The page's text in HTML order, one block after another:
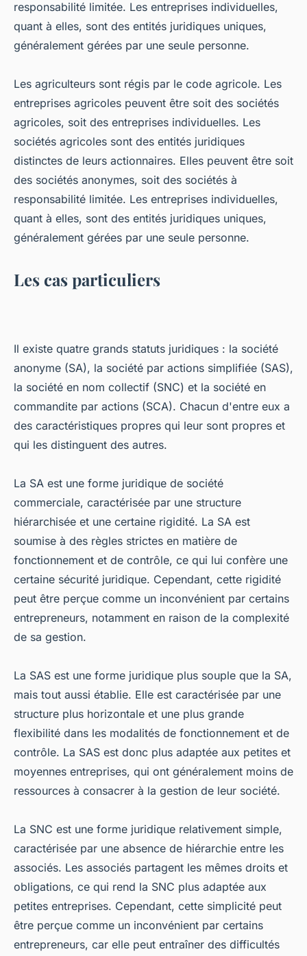
responsabilité limitée. Les entreprises individuelles,
quant à elles, sont des entités juridiques uniques,
généralement gérées par une seule personne.
Les agriculteurs sont régis par le code agricole. Les
entreprises agricoles peuvent être soit des sociétés
agricoles, soit des entreprises individuelles. Les
sociétés agricoles sont des entités juridiques
distinctes de leurs actionnaires. Elles peuvent être soit
des sociétés anonymes, soit des sociétés à
responsabilité limitée. Les entreprises individuelles,
quant à elles, sont des entités juridiques uniques,
généralement gérées par une seule personne.
Les cas particuliers
Il existe quatre grands statuts juridiques : la société
anonyme (SA), la société par actions simplifiée (SAS),
la société en nom collectif (SNC) et la société en
commandite par actions (SCA). Chacun d'entre eux a
des caractéristiques propres qui leur sont propres et
qui les distinguent des autres.
La SA est une forme juridique de société
commerciale, caractérisée par une structure
hiérarchisée et une certaine rigidité. La SA est
soumise à des règles strictes en matière de
fonctionnement et de contrôle, ce qui lui confère une
certaine sécurité juridique. Cependant, cette rigidité
peut être perçue comme un inconvénient par certains
entrepreneurs, notamment en raison de la complexité
de sa gestion.
La SAS est une forme juridique plus souple que la SA,
mais tout aussi établie. Elle est caractérisée par une
structure plus horizontale et une plus grande
flexibilité dans les modalités de fonctionnement et de
contrôle. La SAS est donc plus adaptée aux petites et
moyennes entreprises, qui ont généralement moins de
ressources à consacrer à la gestion de leur société.
La SNC est une forme juridique relativement simple,
caractérisée par une absence de hiérarchie entre les
associés. Les associés partagent les mêmes droits et
obligations, ce qui rend la SNC plus adaptée aux
petites entreprises. Cependant, cette simplicité peut
être perçue comme un inconvénient par certains
entrepreneurs, car elle peut entraîner des difficultés